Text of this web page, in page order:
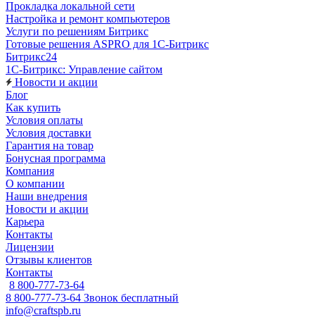
Прокладка локальной сети
Настройка и ремонт компьютеров
Услуги по решениям Битрикс
Готовые решения ASPRO для 1С-Битрикс
Битрикс24
1С-Битрикс: Управление сайтом
Новости и акции
Блог
Как купить
Условия оплаты
Условия доставки
Гарантия на товар
Бонусная программа
Компания
О компании
Наши внедрения
Новости и акции
Карьера
Контакты
Лицензии
Отзывы клиентов
Контакты
8 800-777-73-64
8 800-777-73-64 Звонок бесплатный
info@craftspb.ru